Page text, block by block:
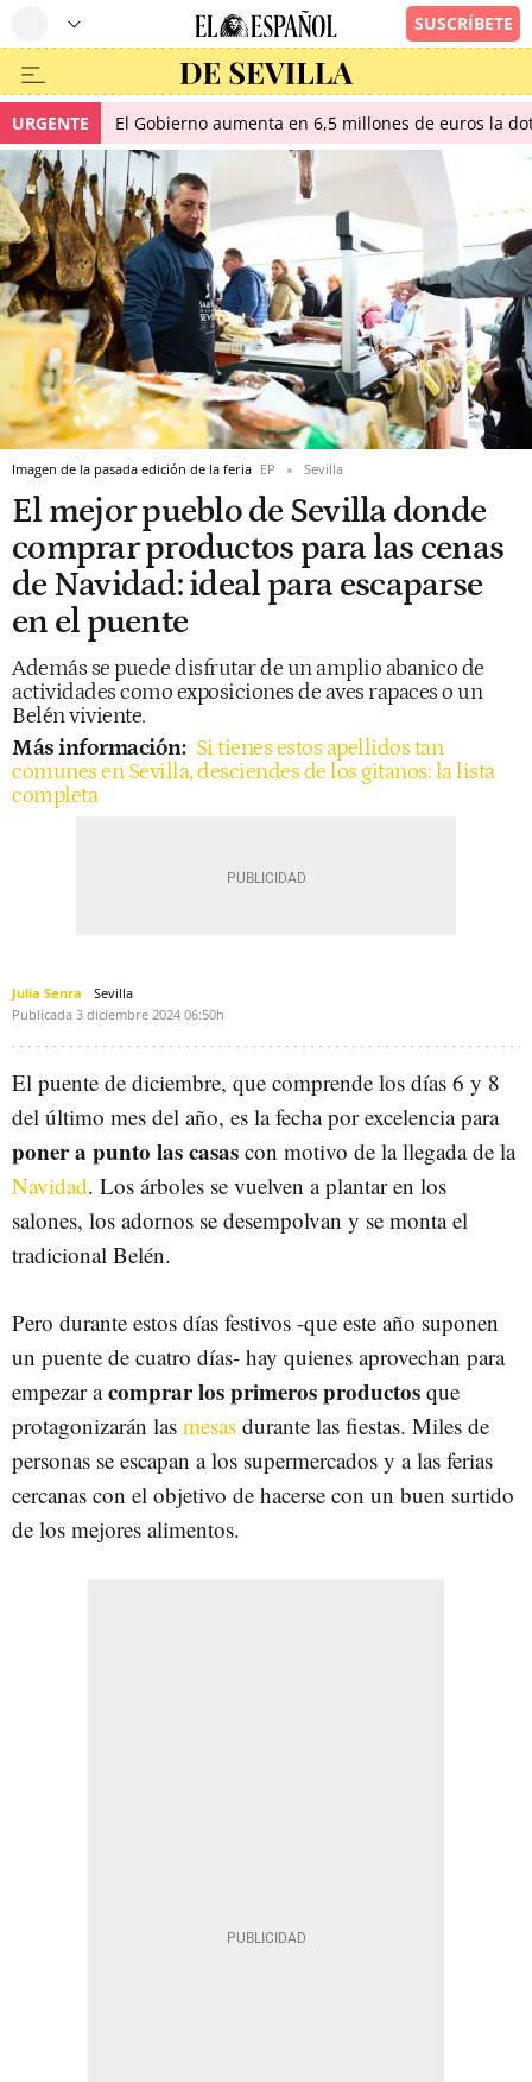
URGENTE El Gobierno aumenta en 6,5 millones de euros la
Imagen de la pasada edición de la feria EP Sevilla
El mejor pueblo de Sevilla donde
comprar productos para las cenas
de Navidad: ideal para escaparse
en el puente
Además se puede disfrutar de un amplio abanico de
actividades como exposiciones de aves rapaces o un
Belén viviente.
Más información: Si tienes estos apellidos tan
comunes en Sevilla, desciendes de los gitanos: la lista
completa
Julia Senra
Sevilla
Publicada 3 diciembre 2024 06:50h
El puente de diciembre, que comprende los días 6 y 8
del último mes del año, es la fecha por excelencia para
poner a punto las casas con motivo de la llegada de la
Navidad. Los árboles se vuelven a plantar en los
salones, los adornos se desempolvan y se monta el
tradicional Belén.
Pero durante estos días festivos -que este año suponen
un puente de cuatro días- hay quienes aprovechan para
empezar acomprar los primeros productos que
protagonizarán las mesas durante las fiestas. Miles de
personas se escapan a los supermercados y a las ferias
cercanas con el objetivo de hacerse con un buen surtido
de los mejores alimentos.